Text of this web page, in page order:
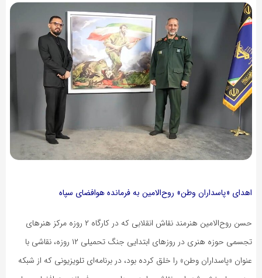
اهدای «پاسداران وطن» روح‌الامین به فرمانده هوافضای سپاه
حسن روح‌الامین هنرمند نقاش انقلابی که در کارگاه ۲ روزه مرکز هنرهای
تجسمی حوزه هنری در روزهای ابتدایی جنگ تحمیلی ۱۲ روزه، نقاشی با
عنوان «پاسداران وطن» را خلق کرده بود، در برنامه‌ای تلویزیونی که از شبکه